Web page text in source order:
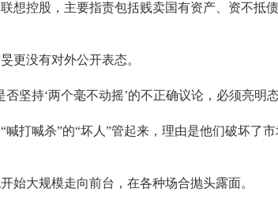
想控股，主要指责包括贱卖国有资产、资不抵
更没有对外公开表态。
坚持‘两个毫不动摇’的不正确议论，必须亮明
打喊杀”的“坏人”管起来，理由是他们破坏了市
始大规模走向前台，在各种场合抛头露面。